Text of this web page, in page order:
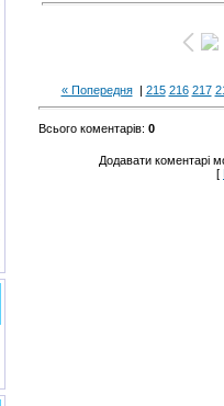
« Попередня| 215 216 217
Всього коментарів: 0
Додавати коментарі
[